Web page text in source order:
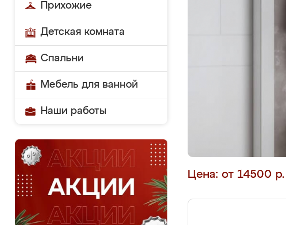
Прихожие
Детская комната
Спальни
Мебель для ванной
Наши работы
Цена: от 14500 р.